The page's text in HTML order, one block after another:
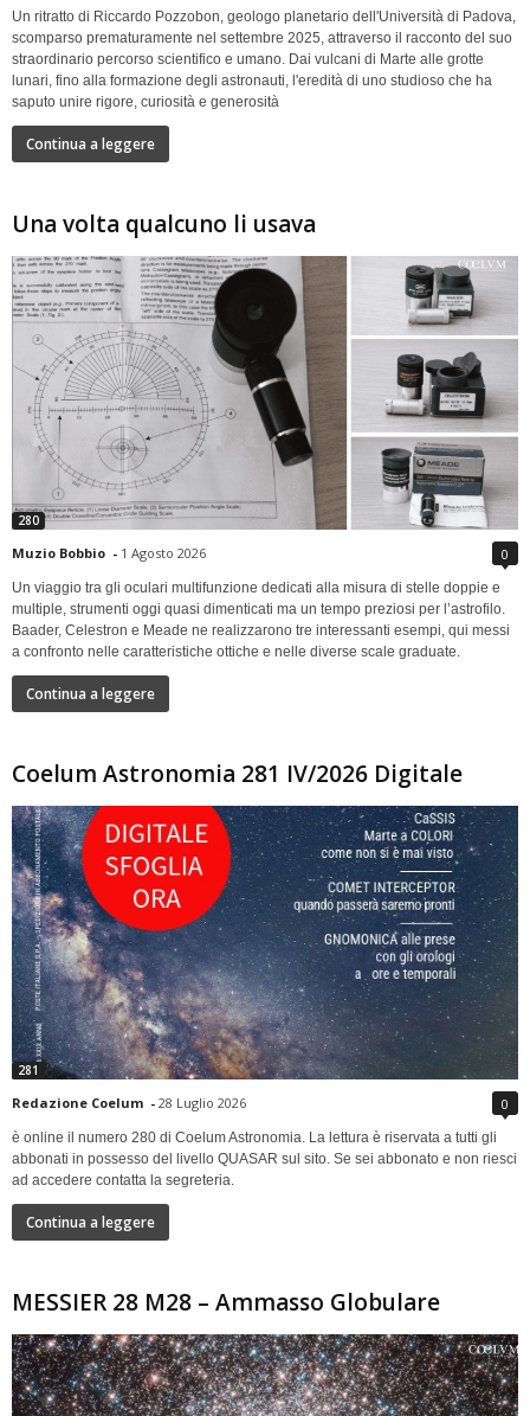
Un ritratto di Riccardo Pozzobon, geologo planetario dell'Università di Padova,
scomparso prematuramente nel settembre 2025, attraverso il racconto del suo
straordinario percorso scientifico e umano. Dai vulcani di Marte alle grotte
lunari, fino alla formazione degli astronauti, l'eredità di uno studioso che ha
saputo unire rigore, curiosità e generosità
Continua a leggere
Una volta qualcuno li usava
280
Muzio Bobbio - 1 Agosto 2026 0
Un viaggio tra gli oculari multifunzione dedicati alla misura di stelle doppie e
multiple, strumenti oggi quasi dimenticati ma un tempo preziosi per l’astrofilo.
Baader, Celestron e Meade ne realizzarono tre interessanti esempi, qui messi
a confronto nelle caratteristiche ottiche e nelle diverse scale graduate.
Continua a leggere
Coelum Astronomia 281 IV/2026 Digitale
281
Redazione Coelum - 28 Luglio 2026 0
è online il numero 280 di Coelum Astronomia. La lettura è riservata a tutti gli
abbonati in possesso del livello QUASAR sul sito. Se sei abbonato e non riesci
ad accedere contatta la segreteria.
Continua a leggere
MESSIER 28 M28 – Ammasso Globulare